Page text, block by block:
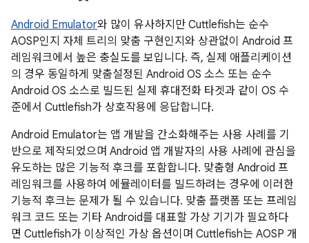
Android Emulator와 많이 유사하지만 Cuttlefish는 순수
AOSP인지 자체 트리의 맞춤 구현인지와 상관없이 Android 프
레임워크에서 높은 충실도를 보입니다. 즉, 실제 애플리케이션
의 경우 동일하게 맞춤설정된 Android OS 소스 또는 순수
Android OS 소스로 빌드된 실제 휴대전화 타겟과 같이 OS 수
준에서 Cuttlefish가 상호작용에 응답합니다.
Android Emulator는 앱 개발을 간소화해주는 사용 사례를 기
반으로 제작되었으며 Android 앱 개발자의 사용 사례에 관심을
유도하는 많은 기능적 후크를 포함합니다. 맞춤형 Android 프
레임워크를 사용하여 에뮬레이터를 빌드하려는 경우에 이러한
기능적 후크는 문제가 될 수 있습니다. 맞춤 플랫폼 또는 프레임
워크 코드 또는 기타 Android를 대표할 가상 기기가 필요하다
면 Cuttlefish가 이상적인 가상 옵션이며 Cuttlefish는 AOSP 개